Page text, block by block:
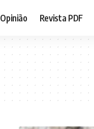
Opinião Revista PDF